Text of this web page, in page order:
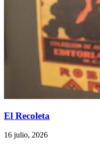
El Recoleta
16 julio, 2026